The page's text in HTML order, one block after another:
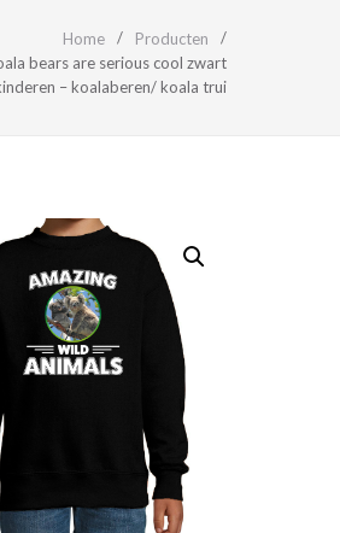
Home
Producten
bears are serious cool zwart
– koalaberen/ koala trui